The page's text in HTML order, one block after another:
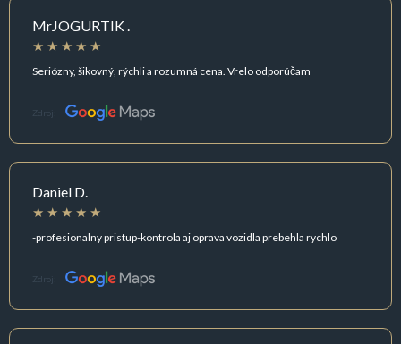
MrJOGURTIK .
Seriózny, šikovný, rýchli a rozumná cena. Vrelo odporúčam
Zdroj:
Daniel D.
-profesionalny pristup-kontrola aj oprava vozidla prebehla rychlo
Zdroj: